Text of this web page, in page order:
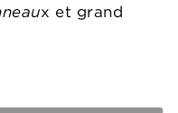
x et grand